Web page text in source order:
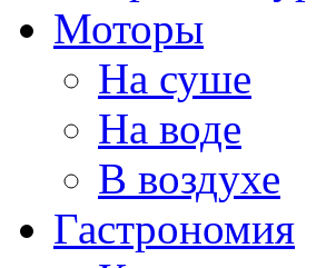
Моторы
На суше
На воде
В воздухе
Гастрономия